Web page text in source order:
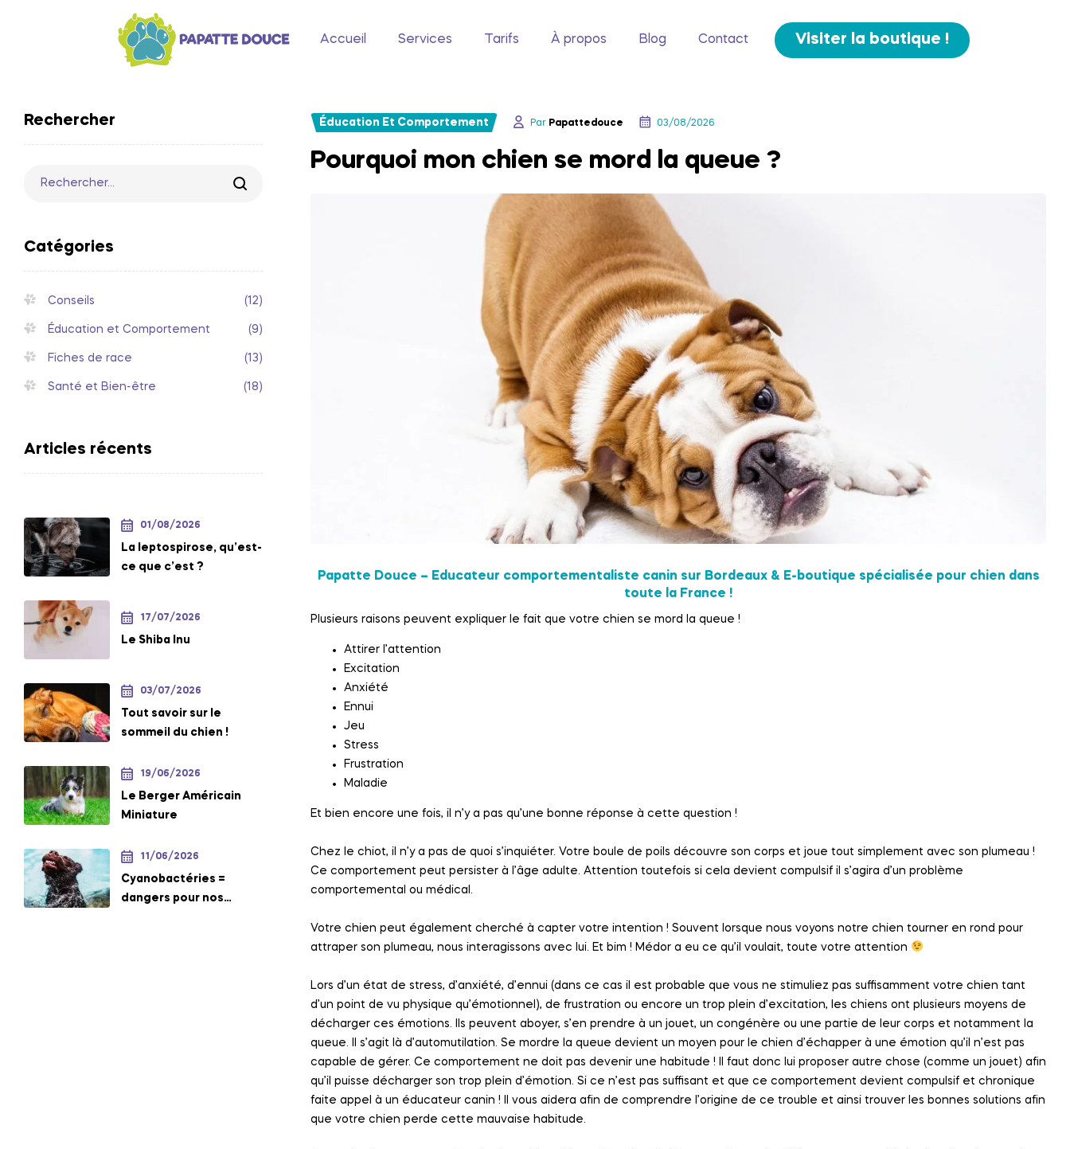
Accueil Services Tarifs À propos Blog Contact Visiter la boutique !
Éducation Et Comportement Par Papattedouce 03/08/2026
Pourquoi mon chien se mord la queue ?
Papatte Douce – Educateur comportementaliste canin sur Bordeaux & E-boutique spécialisée pour chien dans
toute la France !
Plusieurs raisons peuvent expliquer le fait que votre chien se mord la queue !
Attirer l’attention
Excitation
Anxiété
Ennui
Jeu
Stress
Frustration
Maladie
Et bien encore une fois, il n’y a pas qu’une bonne réponse à cette question !
Chez le chiot, il n’y a pas de quoi s’inquiéter. Votre boule de poils découvre son corps et joue tout simplement avec son plumeau !
Ce comportement peut persister à l’âge adulte. Attention toutefois si cela devient compulsif il s’agira d’un problème
comportemental ou médical.
Votre chien peut également cherché à capter votre intention ! Souvent lorsque nous voyons notre chien tourner en rond pour
attraper son plumeau, nous interagissons avec lui. Et bim ! Médor a eu ce qu’il voulait, toute votre attention
Lors d’un état de stress, d’anxiété, d’ennui (dans ce cas il est probable que vous ne stimuliez pas suffisamment votre chien tant
d’un point de vu physique qu’émotionnel), de frustration ou encore un trop plein d’excitation, les chiens ont plusieurs moyens de
décharger ces émotions. Ils peuvent aboyer, s’en prendre à un jouet, un congénère ou une partie de leur corps et notamment la
queue. Il s’agit là d’automutilation. Se mordre la queue devient un moyen pour le chien d’échapper à une émotion qu’il n’est pas
capable de gérer. Ce comportement ne doit pas devenir une habitude ! Il faut donc lui proposer autre chose (comme un jouet) afin
qu’il puisse décharger son trop plein d’émotion. Si ce n’est pas suffisant et que ce comportement devient compulsif et chronique
faite appel à un éducateur canin ! Il vous aidera afin de comprendre l’origine de ce trouble et ainsi trouver les bonnes solutions afin
que votre chien perde cette mauvaise habitude.
Rechercher
Catégories
Conseils (12)
Éducation et Comportement (9)
Fiches de race (13)
Santé et Bien-être (18)
Articles récents
01/08/2026
La leptospirose, qu’est-
ce que c’est ?
17/07/2026
Le Shiba Inu
03/07/2026
Tout savoir sur le
sommeil du chien !
19/06/2026
Le Berger Américain
Miniature
11/06/2026
Cyanobactéries =
dangers pour nos